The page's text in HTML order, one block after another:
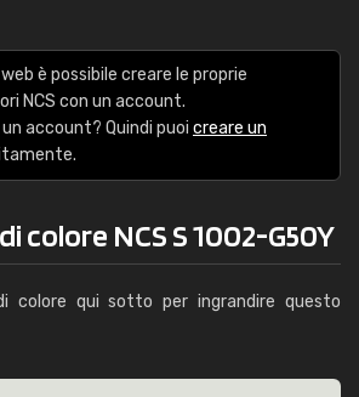
è possibile creare le proprie
NCS con un account.
account? Quindi puoi creare un
colore NCS S 1002-G50Y
colore qui sotto per ingrandire questo